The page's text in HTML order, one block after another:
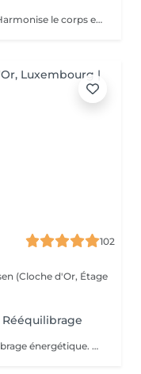
Les bienfaits du massage ayurvédique Harmonise le corps et l'esprit grâce à une approche holistique. Détend profondément, réduit le stress et apaise le mental. Améliore la circulation sanguine et lymphatique. Nourrit la peau grâce aux huiles chaudes et naturelles. Soulage les tensions musculaires et favorise un meilleur sommeil. Résultat : une sensation de bien-être global, d'équilibre et d'énergie retrouvée.
102
(Cloche d'Or, Étage
Objectifs principaux : Drainage, Rééquilibrage énergétique. Massage du corps entier inspiré des traditions indiennes ancestrales, où les manuvres sont à la fois enveloppantes, profondes et rythmées, alternant pressions, lissages et mouvements circulaires. Chaque geste suit une chorégraphie précise visant à stimuler les points énergétiques et à accompagner le corps dans un mouvement naturel de rééquilibrage. Ce rituel harmonieux soutient la circulation sanguine et lymphatique, favorise le drainage naturel de l'organisme et aide à éliminer les toxines accumulées. Par son rythme fluide et structuré, il dynamise les tissus, relance l'énergie vitale (prana) et contribue à délier les zones de stagnation. Le corps retrouve légèreté et vitalité, tandis qu'une sensation d'ancrage et d'harmonie intérieure s'installe durablement. Fréquence recommandée : Ponctuellement, ou toutes les 2 à 3 semaines dans le cadre d'un entretien régulier.